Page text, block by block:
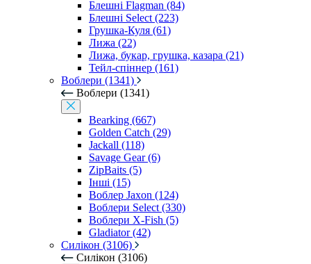
Блешні Flagman (84)
Блешні Select (223)
Грушка-Куля (61)
Лижа (22)
Лижа, букар, грушка, казара (21)
Тейл-спіннер (161)
Воблери (1341)
Воблери (1341)
Bearking (667)
Golden Catch (29)
Jackall (118)
Savage Gear (6)
ZipBaits (5)
Інші (15)
Воблер Jaxon (124)
Воблери Select (330)
Воблери X-Fish (5)
Gladiator (42)
Силікон (3106)
Силікон (3106)